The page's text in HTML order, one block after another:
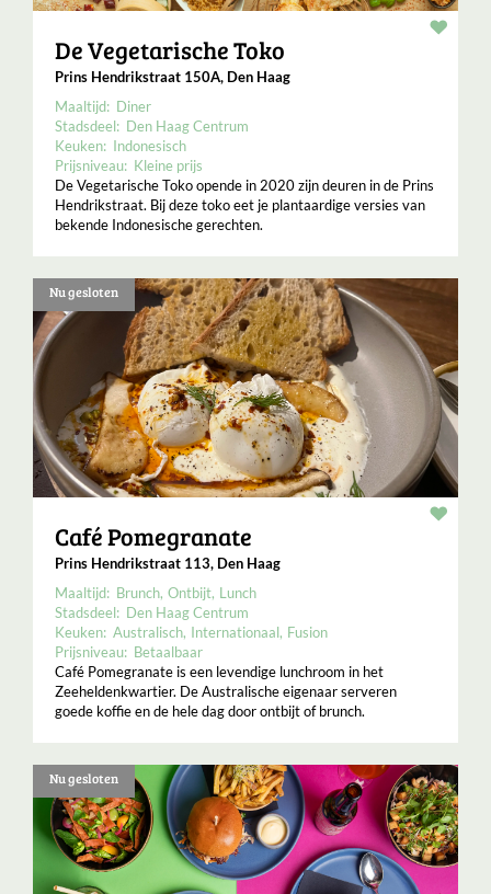
De Vegetarische Toko
Prins Hendrikstraat 150A, Den Haag
Maaltijd: Diner
Stadsdeel: Den Haag Centrum
Keuken: Indonesisch
Prijsniveau: Kleine prijs
De Vegetarische Toko opende in 2020 zijn deuren in de Prins
Hendrikstraat. Bij deze toko eet je plantaardige versies van
bekende Indonesische gerechten.
Nu gesloten
Café Pomegranate
Prins Hendrikstraat 113, Den Haag
Maaltijd: Brunch Ontbijt Lunch
Stadsdeel: Den Haag Centrum
Keuken: Australisch Internationaal Fusion
Prijsniveau: Betaalbaar
Café Pomegranate is een levendige lunchroom in het
Zeeheldenkwartier. De Australische eigenaar serveren
goede koffie en de hele dag door ontbijt of brunch.
Nu gesloten